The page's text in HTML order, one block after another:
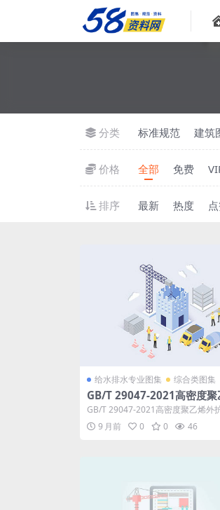
分类 标准规范 建筑
价格 全部 免费
排序 最新 热度
给水排水专业图集 综合类图集
GB/T 29047-2021高密度聚
护管硬质聚氨酯泡沫塑料预
温管及管件
GB/T 29047-2021高密度聚乙烯外
聚氨酯泡沫塑料预制直埋保温管...
9 月前 0 0 46